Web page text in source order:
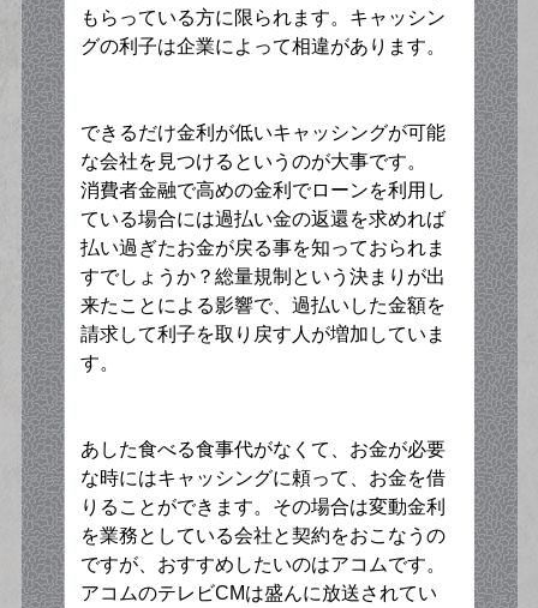
もらっている方に限られます。キャッシン
グの利子は企業によって相違があります。
できるだけ金利が低いキャッシングが可能
な会社を見つけるというのが大事です。
消費者金融で高めの金利でローンを利用し
ている場合には過払い金の返還を求めれば
払い過ぎたお金が戻る事を知っておられま
すでしょうか？総量規制という決まりが出
来たことによる影響で、過払いした金額を
請求して利子を取り戻す人が増加していま
す。
あした食べる食事代がなくて、お金が必要
な時にはキャッシングに頼って、お金を借
りることができます。その場合は変動金利
を業務としている会社と契約をおこなうの
ですが、おすすめしたいのはアコムです。
アコムのテレビCMは盛んに放送されてい